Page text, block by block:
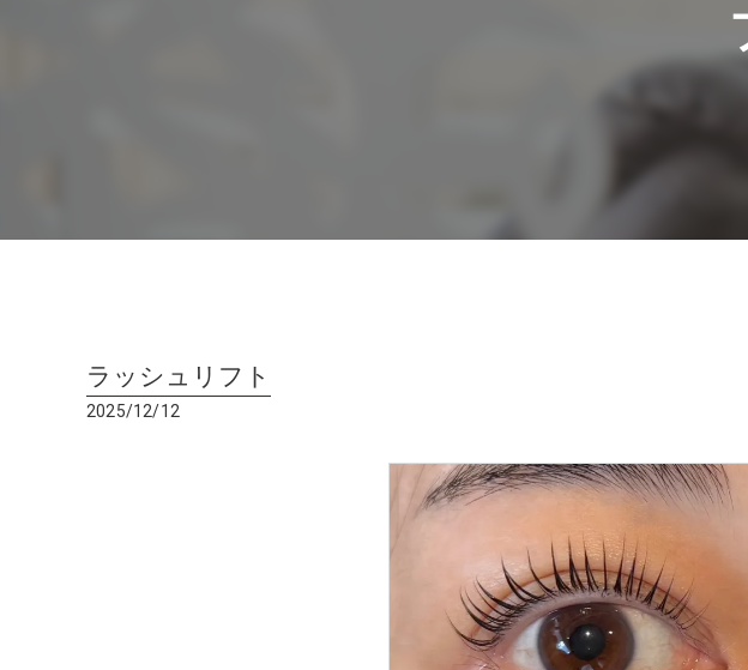
ラッシュリフト
2025/12/12